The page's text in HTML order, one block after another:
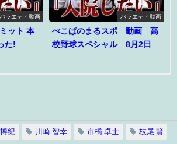
バラエティ動画
ット 本
た!
バラエティ動画
ぺこぱのまるスポ 動画 高
校野球スペシャル 8月2日
紀 川崎 智幸 市橋 卓士 枝尾 賢